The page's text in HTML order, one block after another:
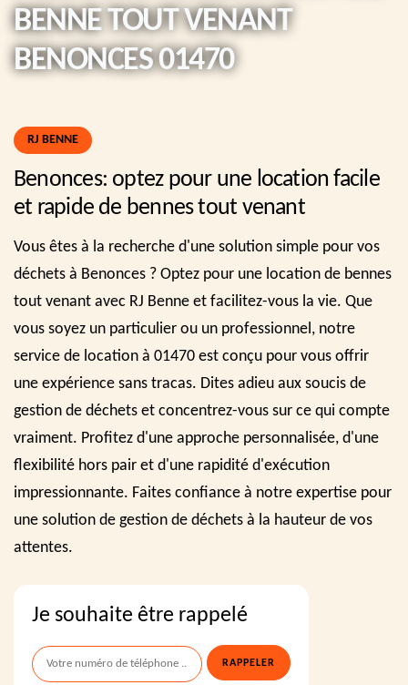
BENNE TOUT VENANT
BENONCES 01470
RJ BENNE
Benonces: optez pour une location facile
et rapide de bennes tout venant
Vous êtes à la recherche d'une solution simple pour vos
déchets à Benonces ? Optez pour une location de bennes
tout venant avec RJ Benne et facilitez-vous la vie. Que
vous soyez un particulier ou un professionnel, notre
service de location à 01470 est conçu pour vous offrir
une expérience sans tracas. Dites adieu aux soucis de
gestion de déchets et concentrez-vous sur ce qui compte
vraiment. Profitez d'une approche personnalisée, d'une
flexibilité hors pair et d'une rapidité d'exécution
impressionnante. Faites confiance à notre expertise pour
une solution de gestion de déchets à la hauteur de vos
attentes.
Je souhaite être rappelé